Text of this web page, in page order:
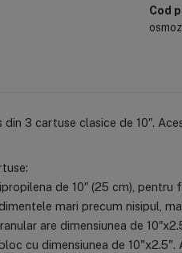
Cod
3 cartuse clasice de 10″.
de 10″ (25 cm),
mari precum nisipul,
are dimensiunea de
cu dimensiunea de